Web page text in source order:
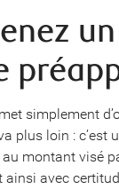
simplement
plus loin : c’est
montant visé
avec